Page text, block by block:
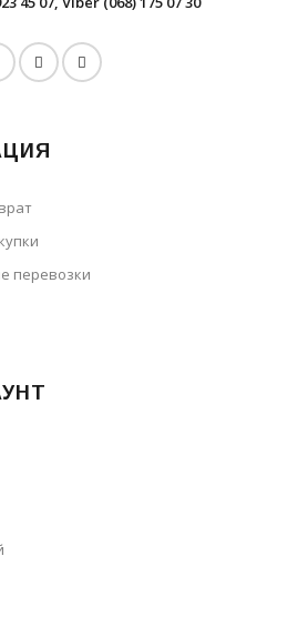
перевозки